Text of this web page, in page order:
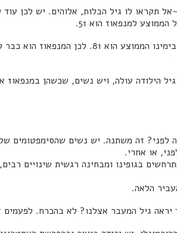
תקראו לו גיל הבלות, אלוהים. יש לכן
למנפאוז הוא 51.
תום הוסת, גיל הילודה עולה, ויש נשים, שכשהן
לפני? זה משתנה. יש נשים שהסימפטומים
בגופינו ומבחינה רגשית שינויים
הלאה.
יראה גיל המעבר אצלנו? לא בהכרח.